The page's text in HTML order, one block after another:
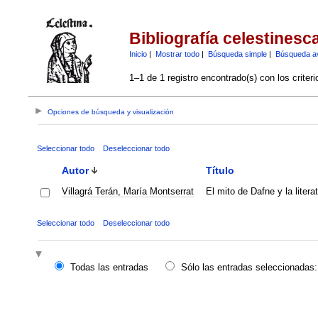
Bibliografía
Inicio| Mostrar todo| Búsqueda simple| Búsqueda
1–1 de 1 registro encontrado(s) con los
Opciones de búsqueda y visualización
Seleccionar todo Deseleccionar todo
Autor Título
Villagrá Terán, María Montserrat El mito de Dafne y la
Seleccionar todo Deseleccionar todo
Todas las entradas
Sólo las entradas seleccionadas: